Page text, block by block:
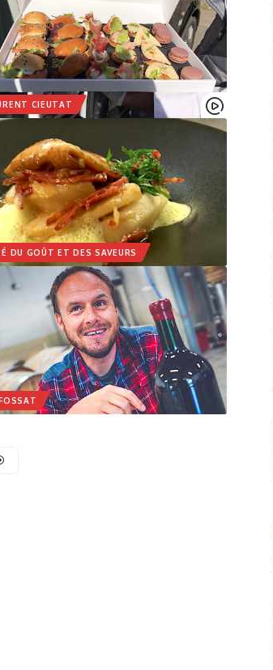
CIEUTAT
DU GOÛT ET DES SAVEURS